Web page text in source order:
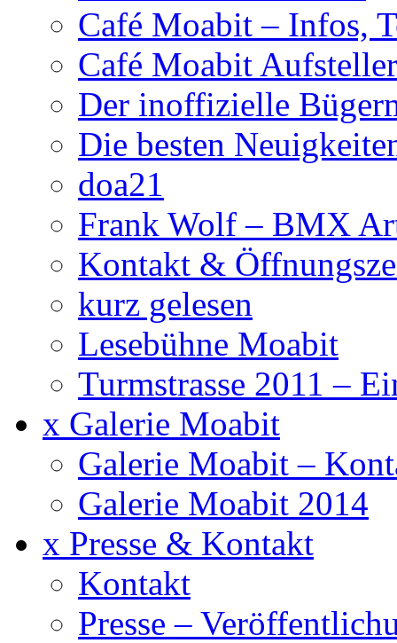
Café Moabit – Infos,
Café Moabit Aufsteller
Der inoffizielle
Die besten
doa21
Frank Wolf – BMX
Kontakt &
kurz gelesen
Lesebühne Moabit
Turmstrasse 2011 –
x Galerie Moabit
Galerie Moabit –
Galerie Moabit 2014
x Presse & Kontakt
Kontakt
Presse –